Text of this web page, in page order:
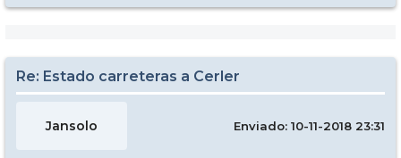
Re: Estado carreteras a Cerler
Jansolo Enviado: 10-11-2018 23:31